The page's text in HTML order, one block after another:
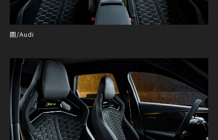
圖/Audi